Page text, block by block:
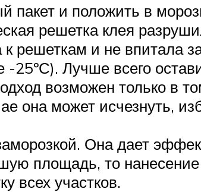
пакет и положить в
решетка клея
решеткам и не впитала
Лучше всего
возможен только в
она может исчезнуть,
Она дает
площадь, то
всех участков.